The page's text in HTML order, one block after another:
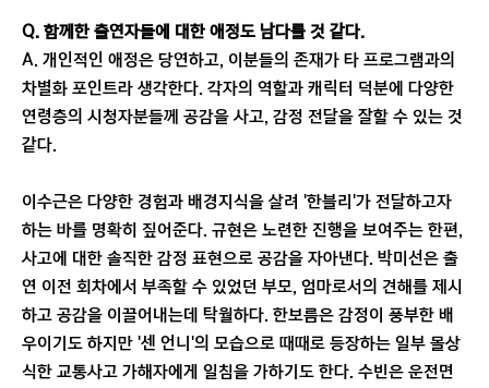
Q. 함께한 출연자들에 대한 애정도 남다를 것 같다.
A. 개인적인 애정은 당연하고, 이분들의 존재가 타 프로그램과의
차별화 포인트라 생각한다. 각자의 역할과 캐릭터 덕분에 다양한
연령층의 시청자분들께 공감을 사고, 감정 전달을 잘할 수 있는 것
같다.
이수근은 다양한 경험과 배경지식을 살려 '한블리'가 전달하고자
하는 바를 명확히 짚어준다. 규현은 노련한 진행을 보여주는 한편,
사고에 대한 솔직한 감정 표현으로 공감을 자아낸다. 박미선은 출
연 이전 회차에서 부족할 수 있었던 부모, 엄마로서의 견해를 제시
하고 공감을 이끌어내는데 탁월하다. 한보름은 감정이 풍부한 배
우이기도 하지만 '센 언니'의 모습으로 때때로 등장하는 일부 몰상
식한 교통사고 가해자에게 일침을 가하기도 한다. 수빈은 운전면